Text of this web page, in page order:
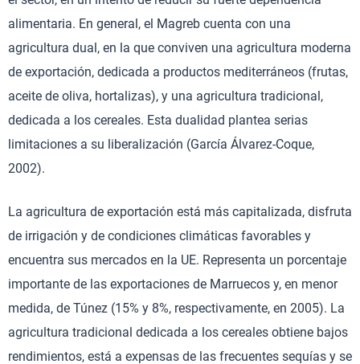
alimentaria. En general, el Magreb cuenta con una
agricultura dual, en la que conviven una agricultura moderna
de exportación, dedicada a productos mediterráneos (frutas,
aceite de oliva, hortalizas), y una agricultura tradicional,
dedicada a los cereales. Esta dualidad plantea serias
limitaciones a su liberalización (García Álvarez-Coque,
2002).
La agricultura de exportación está más capitalizada, disfruta
de irrigación y de condiciones climáticas favorables y
encuentra sus mercados en la UE. Representa un porcentaje
importante de las exportaciones de Marruecos y, en menor
medida, de Túnez (15% y 8%, respectivamente, en 2005). La
agricultura tradicional dedicada a los cereales obtiene bajos
rendimientos, está a expensas de las frecuentes sequías y se